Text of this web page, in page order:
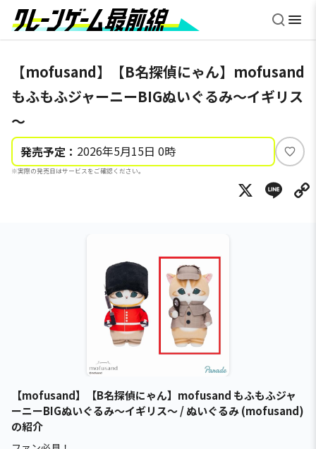
【mofusand】【B名探偵にゃん】mofusand
もふもふジャーニーBIGぬいぐるみ～イギリス
～
発売予定： 2026年5月15日 0時
※実際の発売日はサービスをご確認ください。
い
ね
X
【mofusand】【B名探偵にゃん】mofusand もふもふジャ
ーニーBIGぬいぐるみ～イギリス～ / ぬいぐるみ (mofusand)
の紹介